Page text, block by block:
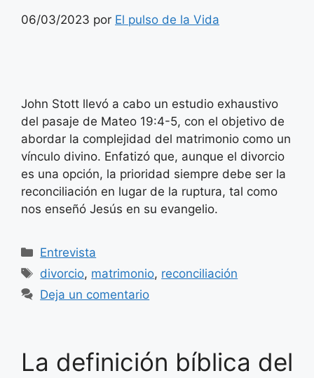
06/03/2023 por El pulso de la Vida
John Stott llevó a cabo un estudio exhaustivo
del pasaje de Mateo 19:4-5, con el objetivo de
abordar la complejidad del matrimonio como un
vínculo divino. Enfatizó que, aunque el divorcio
es una opción, la prioridad siempre debe ser la
reconciliación en lugar de la ruptura, tal como
nos enseñó Jesús en su evangelio.
Categorías
Entrevista
Etiquetas
divorcio, matrimonio, reconciliación
Deja un comentario
La definición bíblica del